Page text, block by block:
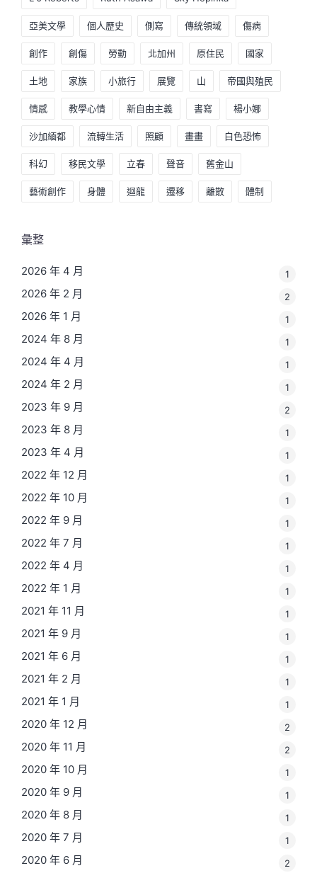
亞美文學 個人歷史 側寫 傳統領域 傷病
創作 創傷 勞動 北加州 原住民 國家
土地 家族 小旅行 展覽 山 帝國與殖民
情感 教學心情 新自由主義 書寫 楊小娜
沙加緬都 流轉生活 照顧 畫畫 白色恐怖
科幻 移民文學 立春 聲音 舊金山
藝術創作 身體 迴龍 遷移 離散 體制
彙整
2026 年 4 月 1
2026 年 2 月 2
2026 年 1 月 1
2024 年 8 月 1
2024 年 4 月 1
2024 年 2 月 1
2023 年 9 月 2
2023 年 8 月 1
2023 年 4 月 1
2022 年 12 月 1
2022 年 10 月 1
2022 年 9 月 1
2022 年 7 月 1
2022 年 4 月 1
2022 年 1 月 1
2021 年 11 月 1
2021 年 9 月 1
2021 年 6 月 1
2021 年 2 月 1
2021 年 1 月 1
2020 年 12 月 2
2020 年 11 月 2
2020 年 10 月 1
2020 年 9 月 1
2020 年 8 月 1
2020 年 7 月 1
2020 年 6 月 2